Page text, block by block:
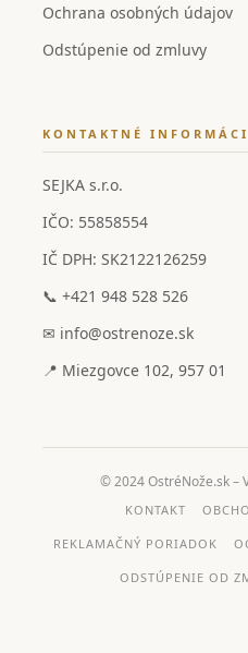
Ochrana osobných údajov
Odstúpenie od zmluvy
KONTAKTNÉ
SEJKA s.r.o.
IČO: 55858554
IČ DPH: SK2122126259
📞 +421 948 528 526
✉ info@ostrenoze.sk
📍 Miezgovce 102, 957 01
© 2024 OstréNože.sk –
KONTAKT
REKLAMAČNÝ PORIADOK
ODSTÚPENIE OD